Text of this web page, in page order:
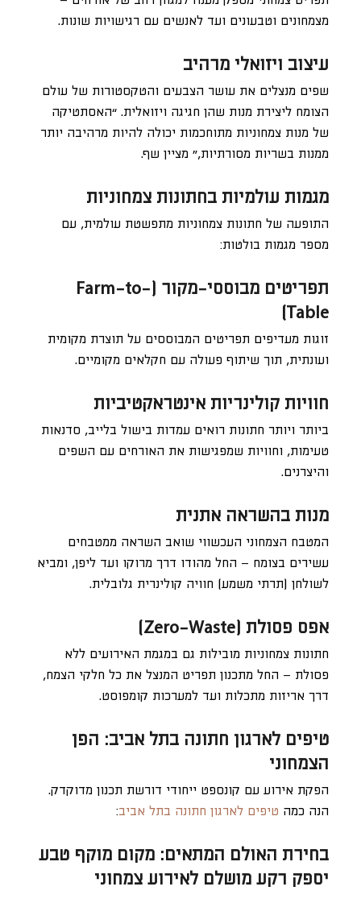
מצמחונים וטבעונים ועד לאנשים עם רגישויות שונות.
עיצוב ויזואלי מרהיב
שפים מנצלים את עושר הצבעים והטקסטורות של עולם
הצומח ליצירת מנות שהן חגיגה ויזואלית. “האסתטיקה
של מנות צמחוניות מתוחכמות יכולה להיות מרהיבה יותר
ממנות בשריות מסורתיות,” מציין שף.
מגמות עולמיות בחתונות צמחוניות
התופעה של חתונות צמחוניות מתפשטת עולמית, עם
מספר מגמות בולטות:
תפריטים מבוססי-מקור (Farm-to-
Table)
זוגות מעדיפים תפריטים המבוססים על תוצרת מקומית
ועונתית, תוך שיתוף פעולה עם חקלאים מקומיים.
חוויות קולינריות אינטראקטיביות
ביותר ויותר חתונות רואים עמדות בישול בלייב, סדנאות
טעימות, וחוויות שמפגישות את האורחים עם השפים
והיצרנים.
מנות בהשראה אתנית
המטבח הצמחוני העכשווי שואב השראה ממטבחים
עשירים בצומח – החל מהודו דרך מרוקו ועד ליפן, ומביא
לשולחן (תרתי משמע) חוויה קולינרית גלובלית.
אפס פסולת (Zero-Waste)
חתונות צמחוניות מובילות גם במגמת האירועים ללא
פסולת – החל מתכנון תפריט המנצל את כל חלקי הצמח,
דרך אריזות מתכלות ועד למערכות קומפוסט.
טיפים לארגון חתונה בתל אביב: הפן
הצמחוני
הפקת אירוע עם קונספט ייחודי דורשת תכנון מדוקדק.
הנה כמה טיפים לארגון חתונה בתל אביב:
בחירת האולם המתאים: מקום מוקף טבע
יספק רקע מושלם לאירוע צמחוני